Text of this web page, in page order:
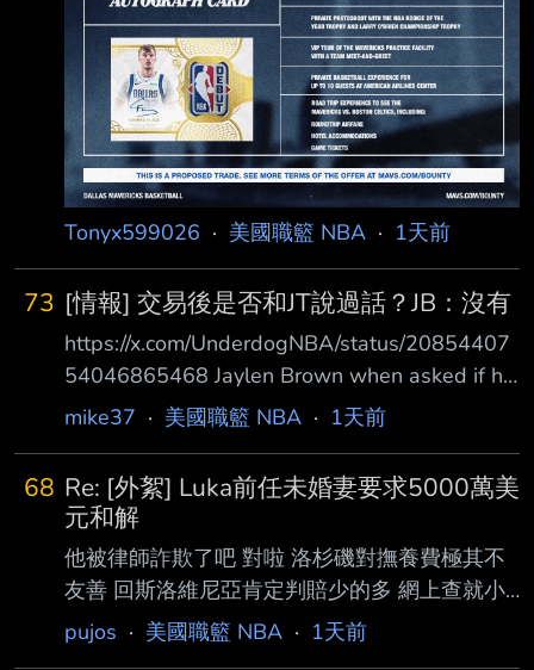
Tonyx599026 · 美國職籃 NBA · 1天前
73 [情報] 交易後是否和JT說過話？JB：沒有
https://x.com/UnderdogNBA/status/20854407
54046865468 Jaylen Brown when asked if he
has talked to Jayson Tatum since being traded
問到被交易到費城後是否與 Jayson Tatum 談過
話時回答： 「沒有。」 自從交易到現在也一個
月以上了，連通電話都沒有嗎？ -- 既然大家都
說是沒有，那我
mike37 · 美國職籃 NBA · 1天前
68 Re: [外絮] Luka前任未婚妻要求5000萬美
元和解
他被律師詐欺了吧 對啦 洛杉磯對撫養費極其不
友善 回斯洛維尼亞肯定判賠少的多 網上查就小
孩生活需求 再往上加一點符合父母階級 一個月
pujos · 美國職籃 NBA · 1天前